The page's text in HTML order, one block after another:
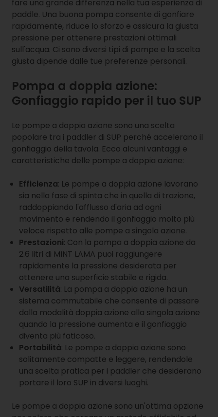
fare una grande differenza nella tua esperienza di
paddle. Una buona pompa consente di gonfiare
rapidamente, riduce lo sforzo e assicura la giusta
pressione per ottenere prestazioni ottimali
sull'acqua. Ci sono diversi tipi di pompe e la scelta
giusta dipende dalle tue preferenze personali.
Pompa a doppia azione:
Gonfiaggio rapido per il tuo SUP
Le pompe a doppia azione sono una scelta
popolare tra i paddler di SUP perché accelerano il
gonfiaggio della tavola. Ecco alcuni vantaggi e
caratteristiche delle pompe a doppia azione:
Efficienza: Le pompe a doppia azione lavorano
sia nella fase di spinta che in quella di trazione,
raddoppiando l'afflusso d'aria ad ogni
movimento e rendendo il gonfiaggio molto più
veloce rispetto alle pompe a singola azione.
Prestazioni: Con la pompa a doppia azione da
2.6 litri di MINT LAMA puoi raggiungere
rapidamente la pressione desiderata per
ottenere una superficie stabile e rigida.
Versatilità: La pompa a doppia azione ha un
sistema commutabile che consente di passare
dalla modalità doppia azione alla singola azione
quando la pressione aumenta e il gonfiaggio
diventa più faticoso.
Portabilità: Le pompe a doppia azione sono
solitamente compatte e leggere, rendendole
una scelta pratica per i paddler che desiderano
portare il loro SUP in diversi luoghi.
Le pompe a doppia azione sono un'ottima opzione